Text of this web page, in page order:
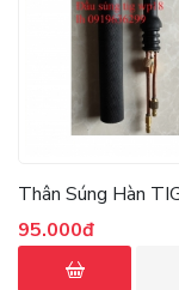
Thân Súng Hàn
95.000đ